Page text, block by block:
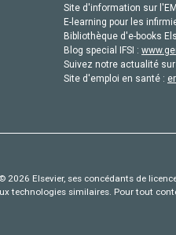
Site d'information sur
E-learning pour les
Bibliothèque d'e-books
Blog special IFSI :
Suivez notre actualité
Site d'emploi en santé :
2026 Elsevier, ses concédants de
technologies similaires. Pour tout